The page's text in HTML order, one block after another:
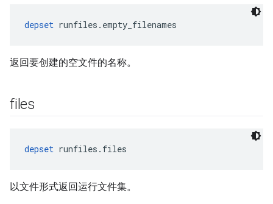
depset runfiles.empty_filenames
返回要创建的空文件的名称。
files
depset runfiles.files
以文件形式返回运行文件集。